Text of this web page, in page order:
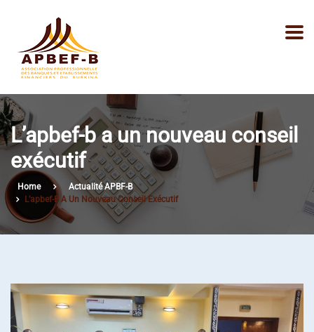
L’apbef-b a un nouveau conseil
exécutif
Home
Actualité APBF-B
L’apbef-B A Un Nouveau Conseil Exécutif